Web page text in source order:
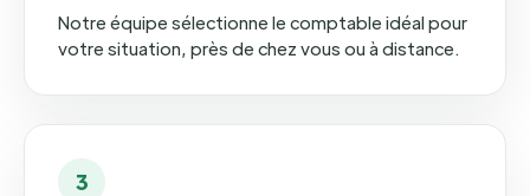
Notre équipe sélectionne le comptable idéal pour
votre situation, près de chez vous ou à distance.
3